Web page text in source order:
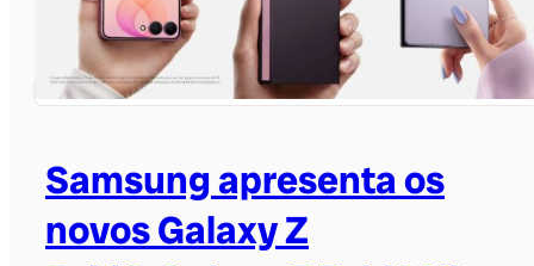
Samsung apresenta os
novos Galaxy Z